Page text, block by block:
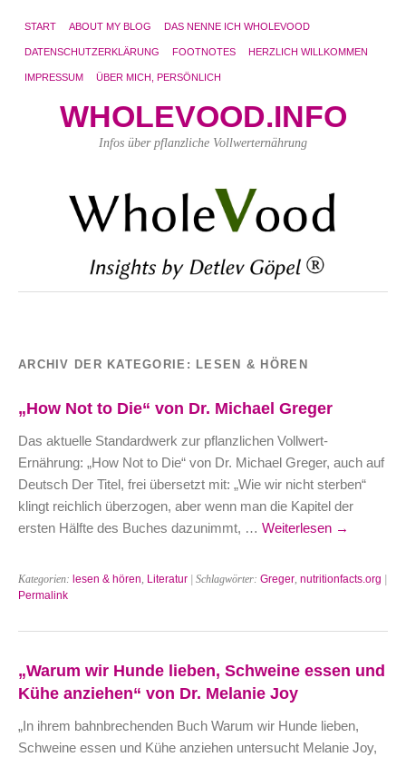
START ABOUT MY BLOG DAS NENNE ICH WHOLEVOOD
DATENSCHUTZERKLÄRUNG FOOTNOTES HERZLICH WILLKOMMEN
IMPRESSUM ÜBER MICH, PERSÖNLICH
WHOLEVOOD.INFO
Infos über pflanzliche Vollwerternährung
ARCHIV DER KATEGORIE: LESEN & HÖREN
„How Not to Die“ von Dr. Michael Greger
Das aktuelle Standardwerk zur pflanzlichen Vollwert-
Ernährung: „How Not to Die“ von Dr. Michael Greger, auch auf
Deutsch Der Titel, frei übersetzt mit: „Wie wir nicht sterben“
klingt reichlich überzogen, aber wenn man die Kapitel der
ersten Hälfte des Buches dazunimmt, … Weiterlesen →
Kategorien: lesen & hören, Literatur | Schlagwörter: Greger, nutritionfacts.org
Permalink
„Warum wir Hunde lieben, Schweine essen und
Kühe anziehen“ von Dr. Melanie Joy
„In ihrem bahnbrechenden Buch Warum wir Hunde lieben,
Schweine essen und Kühe anziehen untersucht Melanie Joy,